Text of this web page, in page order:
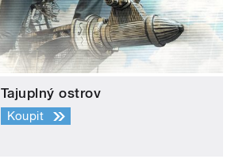
Tajuplný ostrov
Koupit